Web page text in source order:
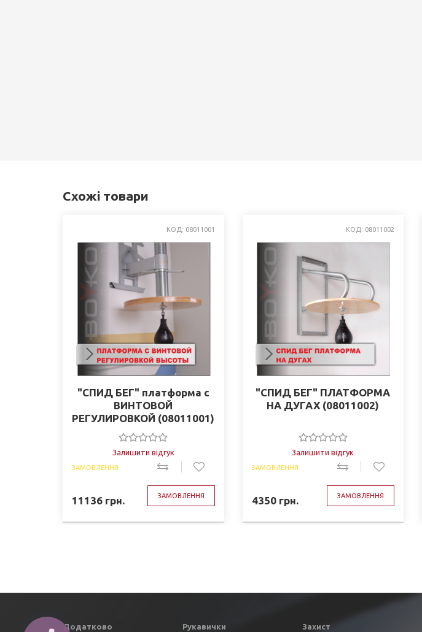
Схожі товари
КОД: 08011001
"СПИД БЕГ" платформа с
ВИНТОВОЙ
РЕГУЛИРОВКОЙ (08011001)
Залишити відгук
ЗАМОВЛЕННЯ
11136 грн. ЗАМОВЛЕННЯ
КОД: 08011002
"СПИД БЕГ" ПЛАТФОРМА
НА ДУГАХ (08011002)
Залишити відгук
ЗАМОВЛЕННЯ
4350грн. ЗАМОВЛЕННЯ
Додатково Рукавички Захист